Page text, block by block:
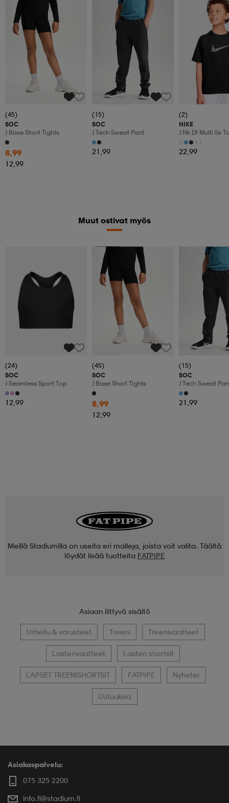
(45)
SOC
J Base Short Tights
8,99
12,99
(15)
SOC
J Tech Sweat Pant
21,99
(2)
NIKE
J Nk Df Multi Ss
+1
22,99
Muut ostivat myös
(24)
SOC
J Seamless Sport Top
12,99
Member
(45)
SOC
J Base Short Tights
8,99
12,99
(15)
SOC
J Tech Sweat
21,99
Meillä Stadiumilla on useita eri malleja, joista voit valita. Täältä
löydät lisää tuotteita FATPIPE
Asiaan liittyvä sisältö
Urheilu & varusteet Treeni Treenivaatteet
Lastenvaatteet Lasten shortsit
LAPSET TREENISHORTSIT FATPIPE Nyheter
Uutuuksia
Asiakaspalvelu:
075 325 2200
info.fi@stadium.fi